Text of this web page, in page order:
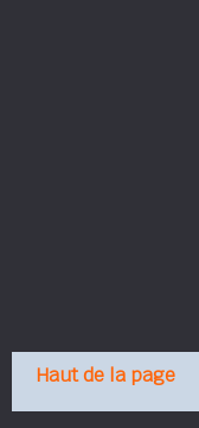
Haut de la page